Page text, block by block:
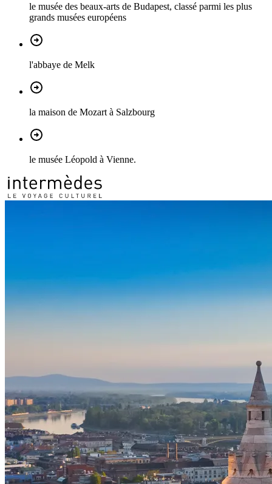
le musée des beaux-arts de Budapest, classé parmi les plus
grands musées européens
l'abbaye de Melk
la maison de Mozart à Salzbourg
le musée Léopold à Vienne.